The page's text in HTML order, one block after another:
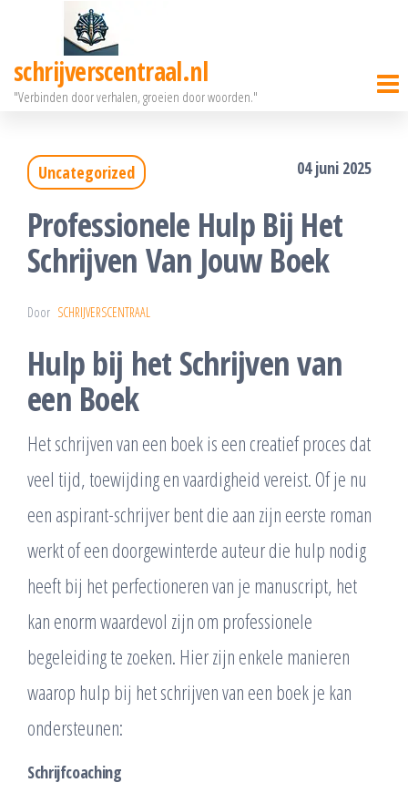
deschrijverscentraal.nl
"Verbinden door verhalen, groeien door woorden."
Uncategorized 04 juni 2025
Professionele Hulp Bij Het
Schrijven Van Jouw Boek
Door SCHRIJVERSCENTRAAL
Hulp bij het Schrijven van
een Boek
Het schrijven van een boek is een creatief proces dat
veel tijd, toewijding en vaardigheid vereist. Of je nu
een aspirant-schrijver bent die aan zijn eerste roman
werkt of een doorgewinterde auteur die hulp nodig
heeft bij het perfectioneren van je manuscript, het
kan enorm waardevol zijn om professionele
begeleiding te zoeken. Hier zijn enkele manieren
waarop hulp bij het schrijven van een boek je kan
ondersteunen:
Schrijfcoaching